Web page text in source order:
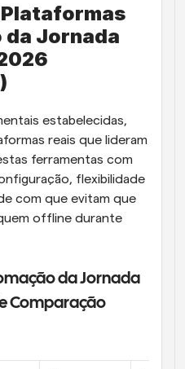
da Jornada
estabelecidas,
reais que lideram
ferramentas com
flexibilidade
com que evitam que
offline durante
da Jornada
Comparação